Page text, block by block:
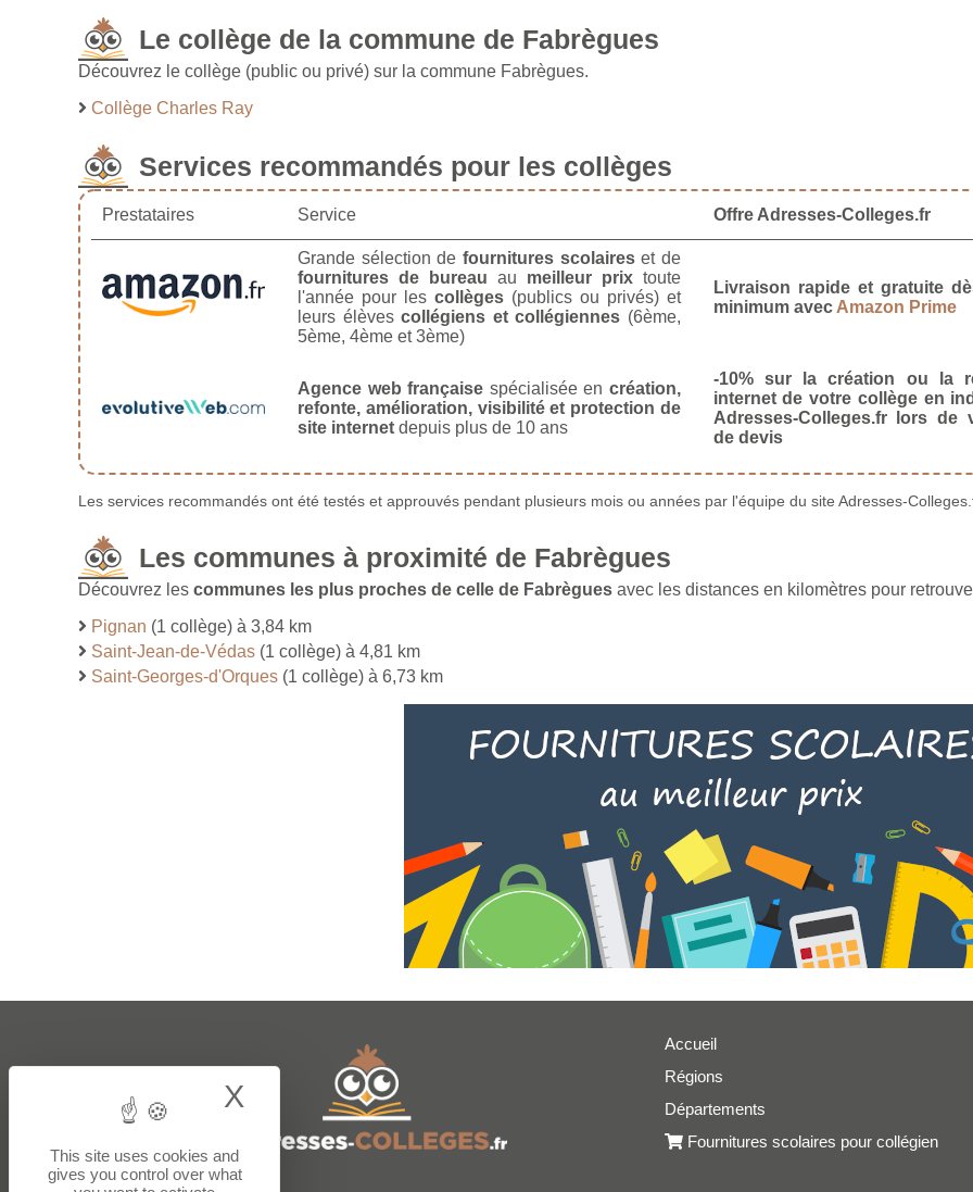
Le collège de la commune de Fabrègues
Découvrez le collège (public ou privé) sur la commune Fabrègues.
Collège Charles Ray
Services recommandés pour les collèges
Prestataires Service Offre Adresses-Colleges.fr
Grande sélection de fournitures scolaireset de
fournitures de bureau au meilleur prixtoute
l'année pour les collèges(publics ou privés) et
leurs élèvescollégiens et collégiennes (6ème,
5ème, 4ème et 3ème)
Livraison rapide et gratuite
minimum avec Amazon Prime
Agence web française spécialisée en création,
refonte, amélioration, visibilité et protection de
site internet depuis plus de 10 ans
-10% sur la création ou la
internet de votre collège en
Adresses-Colleges.fr lors de
de devis
Les services recommandés ont été testés et approuvés pendant plusieurs mois ou années par l'équipe du site Adresses-
Les communes à proximité de Fabrègues
Découvrez les communes les plus proches de celle de Fabrègues avec les distances en kilomètres pour
Pignan (1 collège) à 3,84 km
Saint-Jean-de-Védas (1 collège) à 4,81 km
Saint-Georges-d'Orques (1 collège) à 6,73 km
Accueil
Régions
Départements
Fournitures scolaires pour collégien
This site uses cookies and
gives you control over what
X Hide cookie banner